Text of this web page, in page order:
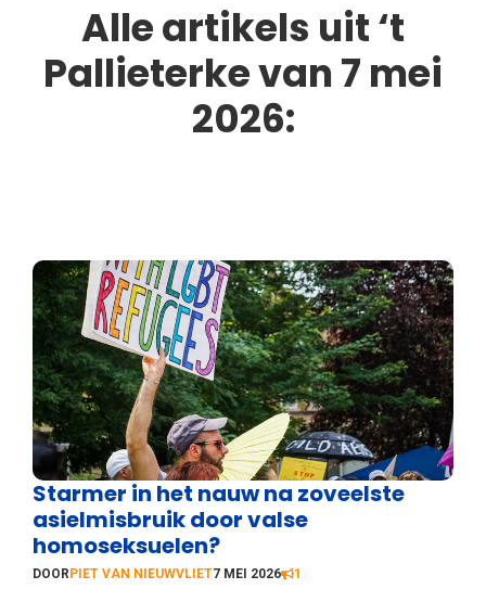
Alle artikels uit ‘t
Pallieterke van 7 mei
2026:
Starmer in het nauw na zoveelste
asielmisbruik door valse
homoseksuelen?
DOORPIET VAN NIEUWVLIET7 MEI 2026 1